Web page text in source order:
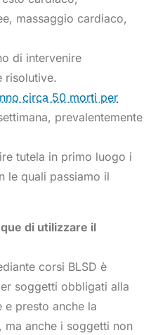
massaggio cardiaco,
di intervenire
risolutive.
circa 50 morti per
prevalentemente
tutela in primo luogo i
le quali passiamo il
di utilizzare il
corsi BLSD è
soggetti obbligati alla
presto anche la
ma anche i soggetti non